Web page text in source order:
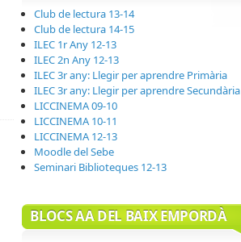
Club de lectura 13-14
Club de lectura 14-15
ILEC 1r Any 12-13
ILEC 2n Any 12-13
ILEC 3r any: Llegir per aprendre Primària
ILEC 3r any: Llegir per aprendre Secundària
LICCINEMA 09-10
LICCINEMA 10-11
LICCINEMA 12-13
Moodle del Sebe
Seminari Biblioteques 12-13
BLOCS AA DEL BAIX EMPORDÀ